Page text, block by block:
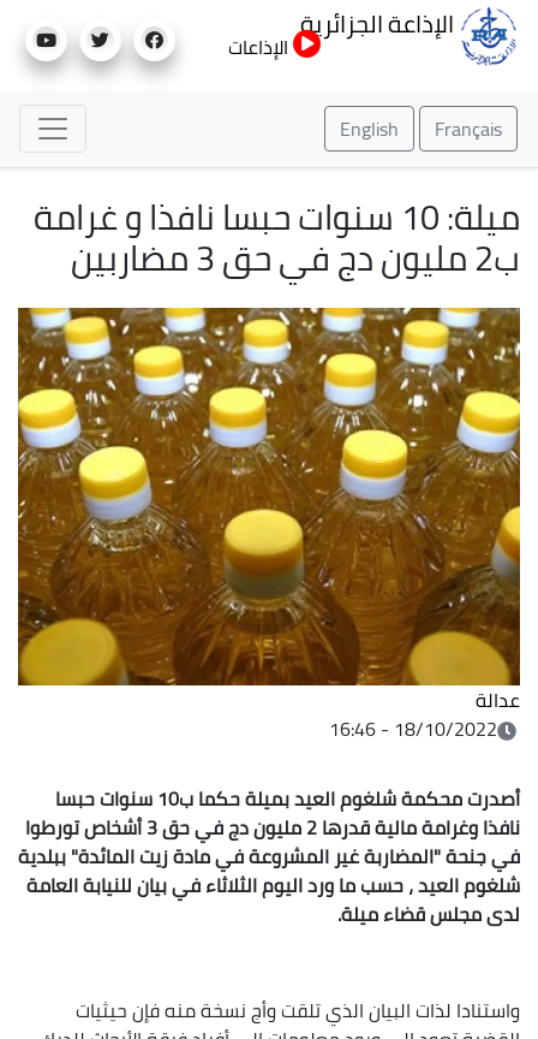
إلى
الإذاعة الجزائرية
الإذاعات
Français
English
ميلة: 10 سنوات حبسا نافذا و غرامة
ب2 مليون دج في حق 3 مضاربين
عدالة
18/10/2022 - 16:46
أصدرت محكمة شلغوم العيد بميلة حكما ب10 سنوات حبسا
نافذا وغرامة مالية قدرها 2 مليون دج في حق 3 أشخاص تورطوا
في جنحة "المضاربة غير المشروعة في مادة زيت المائدة" ببلدية
شلغوم العيد ، حسب ما ورد اليوم الثلاثاء في بيان للنيابة العامة
لدى مجلس قضاء ميلة.
واستنادا لذات البيان الذي تلقت وأج نسخة منه فإن حيثيات